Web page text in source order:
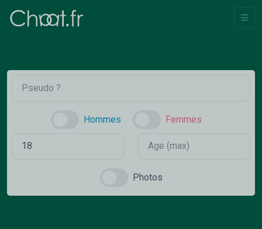
Hommes Femmes
Photos